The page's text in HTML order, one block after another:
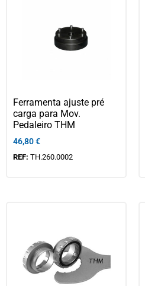
Ferramenta ajuste pré
carga para Mov.
Pedaleiro THM
46,80€
REF: TH.260.0002